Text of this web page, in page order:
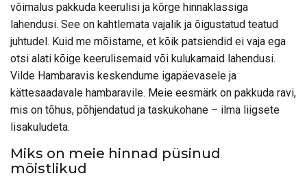
võimalus pakkuda keerulisi ja kõrge hinnaklassiga
lahendusi. See on kahtlemata vajalik ja õigustatud teatud
juhtudel. Kuid me mõistame, et kõik patsiendid ei vaja ega
otsi alati kõige keerulisemaid või kulukamaid lahendusi.
Vilde Hambaravis keskendume igapäevasele ja
kättesaadavale hambaravile. Meie eesmärk on pakkuda ravi,
mis on tõhus, põhjendatud ja taskukohane – ilma liigsete
lisakuludeta.
Miks on meie hinnad püsinud
mõistlikud